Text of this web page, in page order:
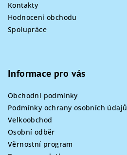
Kontakty
Hodnocení obchodu
Spolupráce
Informace pro vás
Obchodní podmínky
Podmínky ochrany osobních údajů
Velkoobchod
Osobní odběr
Věrnostní program